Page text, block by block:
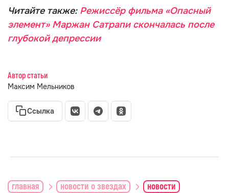
Читайте также: Режиссёр фильма «Опасный
элемент» Маржан Сатрапи скончалась после
глубокой депрессии
Автор статьи
Максим Мельников
Ссылка
главная новости о звездах новости